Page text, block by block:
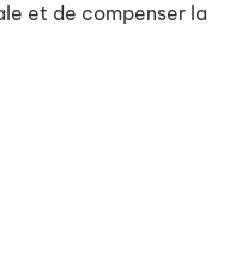
et de compenser la